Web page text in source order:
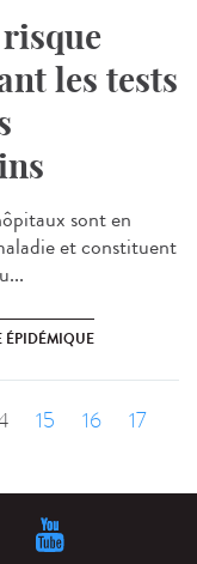
les tests
sont en
et constituent
ÉPIDÉMIQUE
15 16
17
›